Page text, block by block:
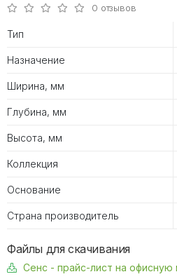
0 отзывов
Тип
Назначение
Ширина, мм
Глубина, мм
Высота, мм
Коллекция
Основание
Страна производитель
Файлы для скачивания
Сенс - прайс-лист на офисную